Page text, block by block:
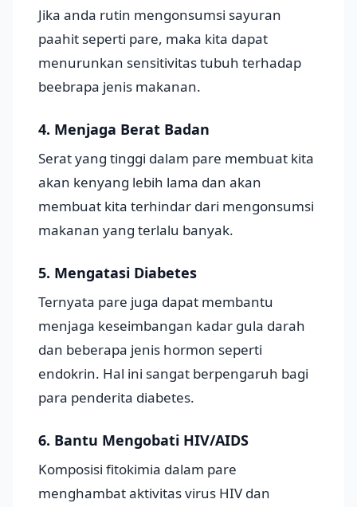
Jika anda rutin mengonsumsi sayuran
paahit seperti pare, maka kita dapat
menurunkan sensitivitas tubuh terhadap
beebrapa jenis makanan.
4. Menjaga Berat Badan
Serat yang tinggi dalam pare membuat kita
akan kenyang lebih lama dan akan
membuat kita terhindar dari mengonsumsi
makanan yang terlalu banyak.
5. Mengatasi Diabetes
Ternyata pare juga dapat membantu
menjaga keseimbangan kadar gula darah
dan beberapa jenis hormon seperti
endokrin. Hal ini sangat berpengaruh bagi
para penderita diabetes.
6. Bantu Mengobati HIV/AIDS
Komposisi fitokimia dalam pare
menghambat aktivitas virus HIV dan